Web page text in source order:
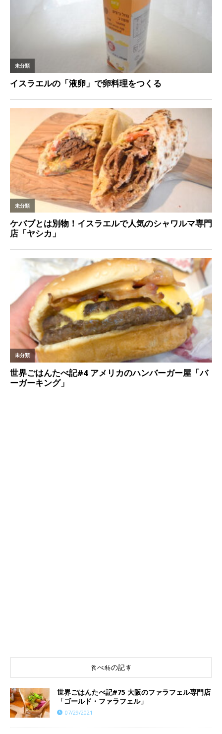
食べ物の記事
世界ごはんたべ記#75 大阪のファラフェル専門店
「ゴールド・ファラフェル」
07/29/2021